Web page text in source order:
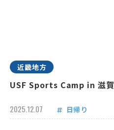
近畿地方
USF Sports Camp in 滋
2025.12.07 日帰り